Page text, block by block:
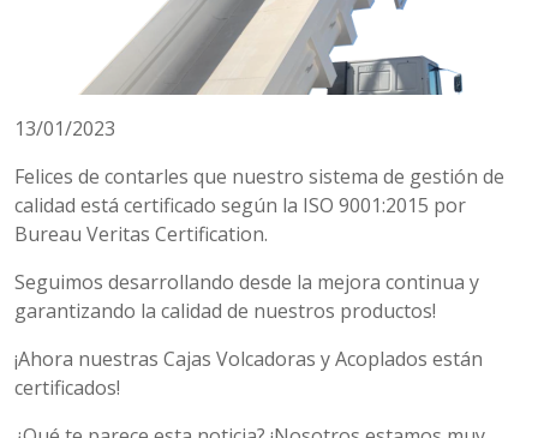
13/01/2023
Felices de contarles que nuestro sistema de gestión de
calidad está certificado según la ISO 9001:2015 por
Bureau Veritas Certification.
Seguimos desarrollando desde la mejora continua y
garantizando la calidad de nuestros productos!
¡Ahora nuestras Cajas Volcadoras y Acoplados están
certificados!